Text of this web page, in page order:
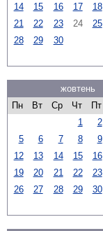
14
15 16 17 18
21
22 23 24 25
28
29 30
жовтень
Пн
Вт Ср Чт Пт
1
2
5
6 7 8 9
12
13 14 15 16
19
20 21 22 23
26
27 28 29 30